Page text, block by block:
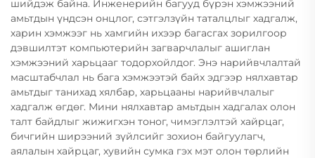
шийдэж байна. Инженерийн багууд бүрэн хэмжээний
амьтдын үндсэн онцлог, сэтгэлзүйн таталцлыг хадгалж,
харин хэмжээг нь хамгийн ихээр багасгах зорилгоор
дэвшилтэт компьютерийн загварчлалыг ашиглан
хэмжээний харьцааг тодорхойлдог. Энэ нарийвчлалтай
масштабчлал нь бага хэмжээтэй байх эдгээр нялхавтар
амьтдыг танихад хялбар, харьцааны нарийвчлалыг
хадгалж өгдөг. Мини нялхавтар амьтдын хадгалах олон
талт байдлыг жижигхэн тоног, чимэглэлтэй хайрцаг,
бичгийн ширээний зүйлсийг зохион байгуулагч,
аялалын хайрцаг, хувийн сумка гэх мэт олон төрлийн